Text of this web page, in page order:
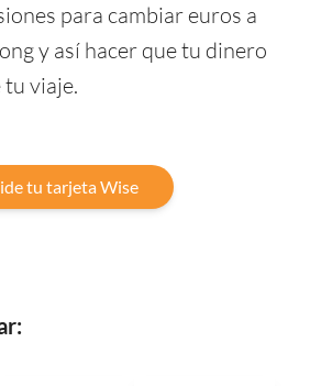
para cambiar euros a
y así hacer que tu dinero
viaje.
tu tarjeta Wise